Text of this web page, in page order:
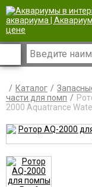
Каталог
части для помп
2000 Aquatrance